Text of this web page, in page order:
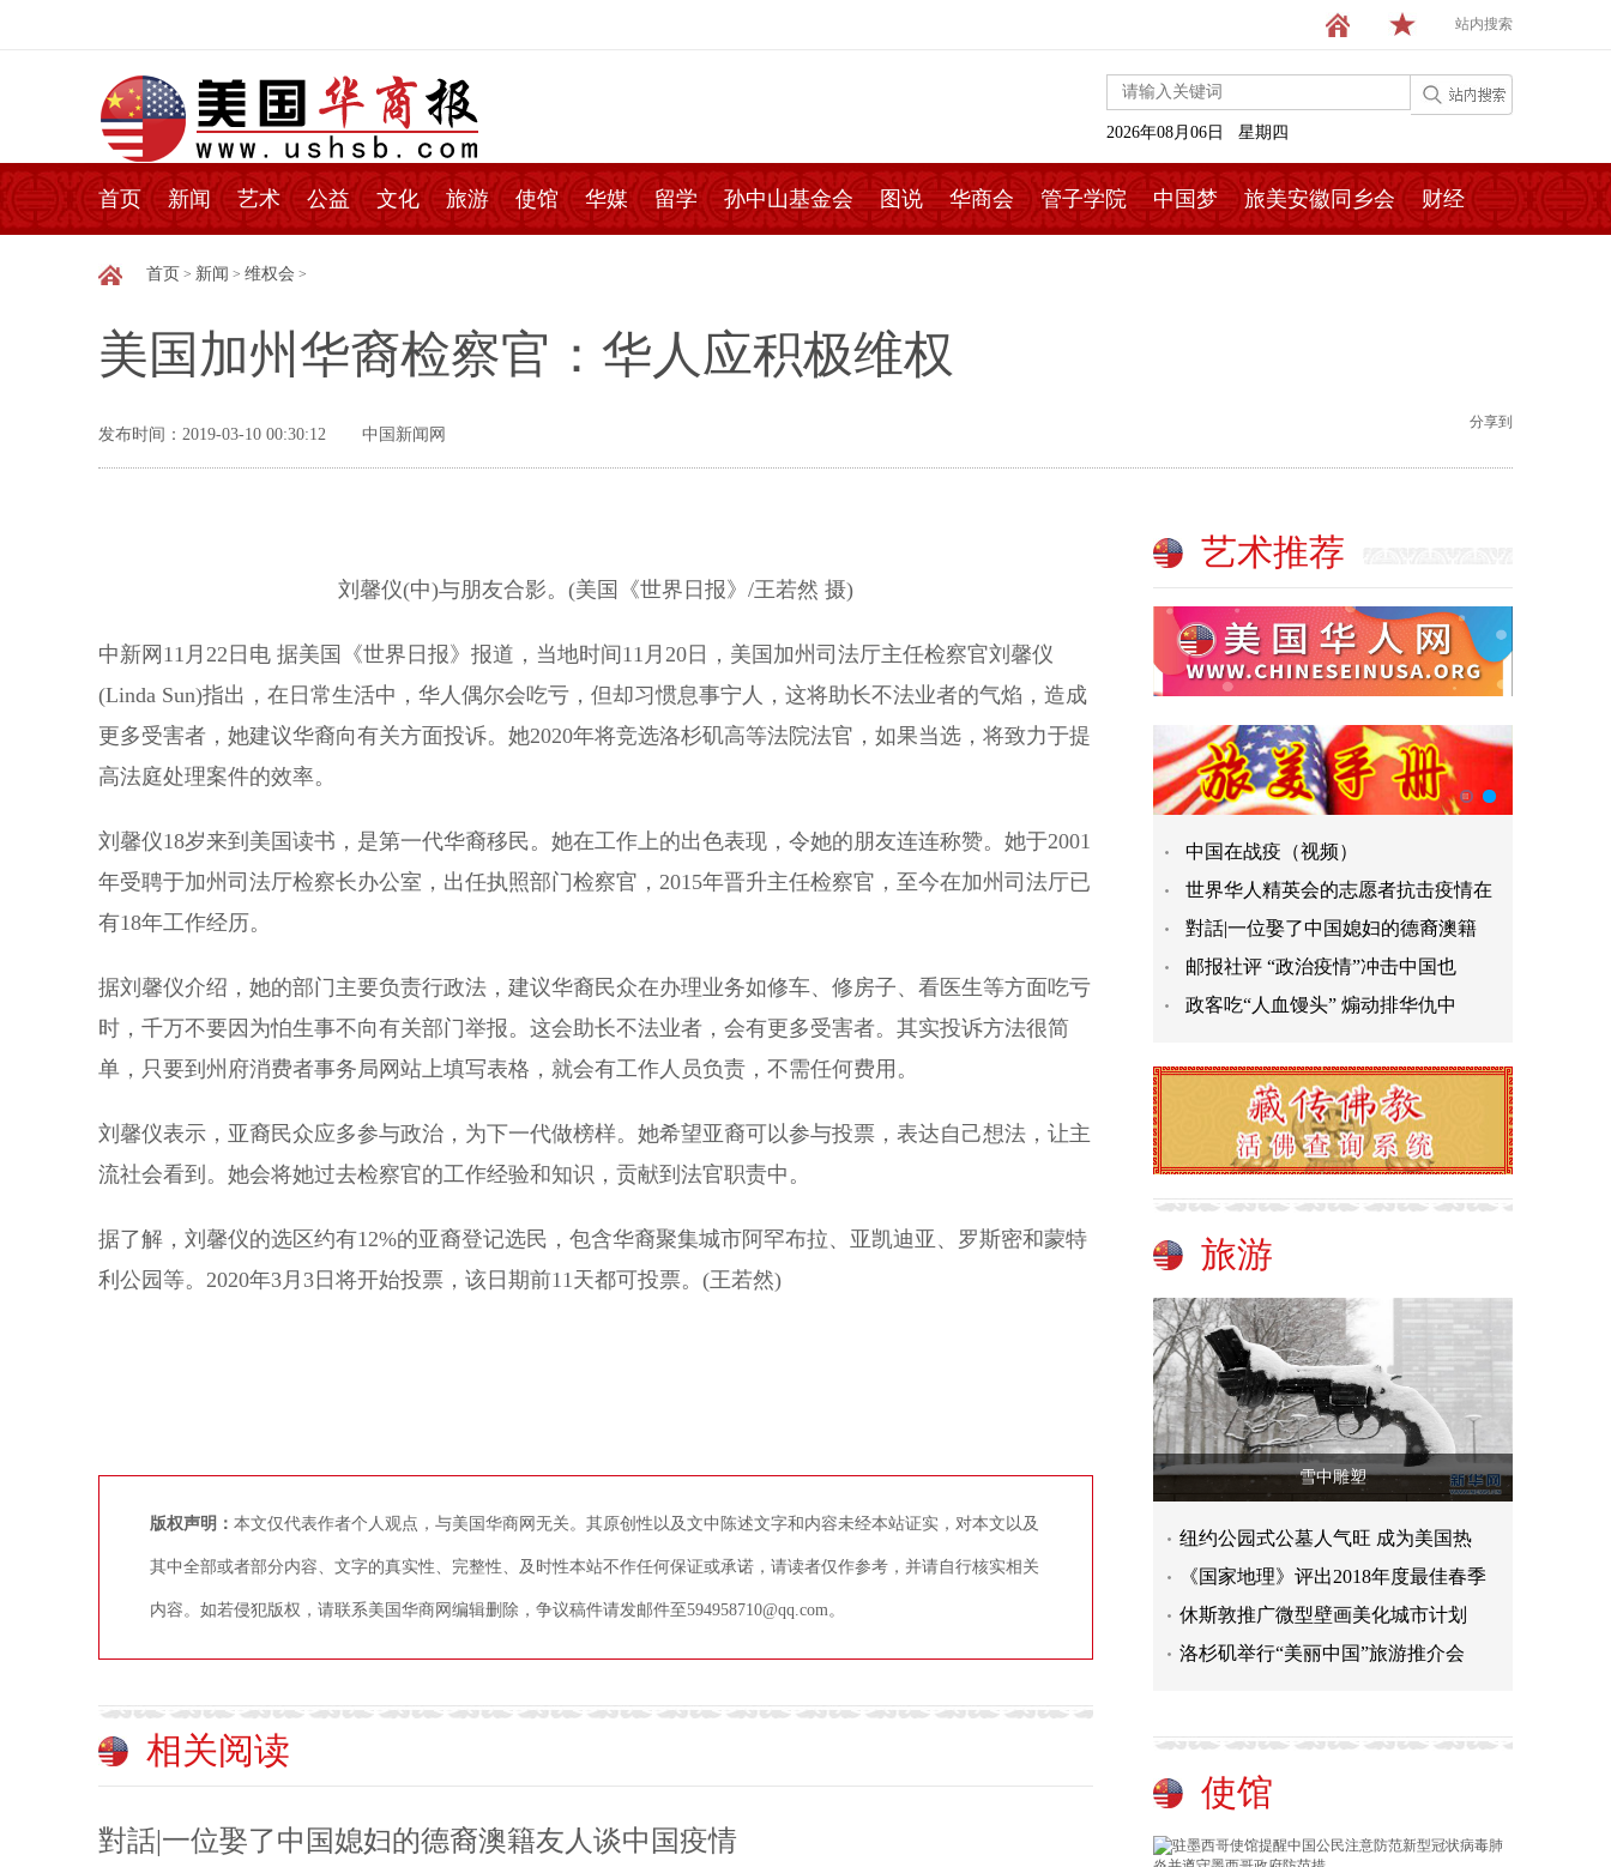
站内搜索
2026年08月06日 星期四
首页 新闻 艺术 公益 文化 旅游 使馆 华媒 留学 孙中山基金会 图说 华商会 管子学院 中国梦 旅美安徽同乡会 财经
首页 > 新闻 > 维权会 >
美国加州华裔检察官：华人应积极维权
发布时间：2019-03-10 00:30:12 中国新闻网
分享到
刘馨仪(中)与朋友合影。(美国《世界日报》/王若然 摄)
中新网11月22日电 据美国《世界日报》报道，当地时间11月20日，美国加州司法厅主任检察官刘馨仪
(Linda Sun)指出，在日常生活中，华人偶尔会吃亏，但却习惯息事宁人，这将助长不法业者的气焰，造成
更多受害者，她建议华裔向有关方面投诉。她2020年将竞选洛杉矶高等法院法官，如果当选，将致力于提
高法庭处理案件的效率。
刘馨仪18岁来到美国读书，是第一代华裔移民。她在工作上的出色表现，令她的朋友连连称赞。她于2001
年受聘于加州司法厅检察长办公室，出任执照部门检察官，2015年晋升主任检察官，至今在加州司法厅已
有18年工作经历。
据刘馨仪介绍，她的部门主要负责行政法，建议华裔民众在办理业务如修车、修房子、看医生等方面吃亏
时，千万不要因为怕生事不向有关部门举报。这会助长不法业者，会有更多受害者。其实投诉方法很简
单，只要到州府消费者事务局网站上填写表格，就会有工作人员负责，不需任何费用。
刘馨仪表示，亚裔民众应多参与政治，为下一代做榜样。她希望亚裔可以参与投票，表达自己想法，让主
流社会看到。她会将她过去检察官的工作经验和知识，贡献到法官职责中。
据了解，刘馨仪的选区约有12%的亚裔登记选民，包含华裔聚集城市阿罕布拉、亚凯迪亚、罗斯密和蒙特
利公园等。2020年3月3日将开始投票，该日期前11天都可投票。(王若然)
版权声明： 本文仅代表作者个人观点，与美国华商网无关。其原创性以及文中陈述文字和内容未经本站证实，对本文以及
其中全部或者部分内容、文字的真实性、完整性、及时性本站不作任何保证或承诺，请读者仅作参考，并请自行核实相关
内容。如若侵犯版权，请联系美国华商网编辑删除，争议稿件请发邮件至594958710@qq.com。
相关阅读
對話|一位娶了中国媳妇的德裔澳籍友人谈中国疫情
艺术推荐
中国在战疫（视频）
世界华人精英会的志愿者抗击疫情在
對話|一位娶了中国媳妇的德裔澳籍
邮报社评 “政治疫情”冲击中国也
政客吃“人血馒头” 煽动排华仇中
旅游
雪中雕塑
纽约公园式公墓人气旺 成为美国热
《国家地理》评出2018年度最佳春季
休斯敦推广微型壁画美化城市计划
洛杉矶举行“美丽中国”旅游推介会
使馆